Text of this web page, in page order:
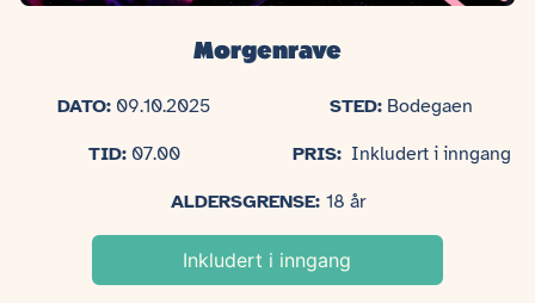
Morgenrave
DATO: 09.10.2025
TID:07.00
STED: Bodegaen
PRIS:Inkludert i inngang
ALDERSGRENSE: 18 år
Inkludert i inngang